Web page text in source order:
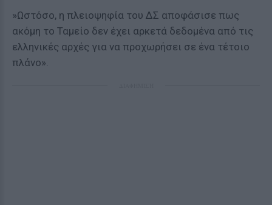
»Ωστόσο, η πλειοψηφία του ΔΣ αποφάσισε πως
ακόμη το Ταμείο δεν έχει αρκετά δεδομένα από τις
ελληνικές αρχές για να προχωρήσει σε ένα τέτοιο
πλάνο».